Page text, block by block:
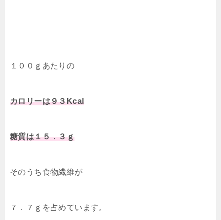
１００ｇあたりの
カロリーは９３Kcal
糖質は１５．３ｇ
そのうち食物繊維が
７．７ｇを占めています。